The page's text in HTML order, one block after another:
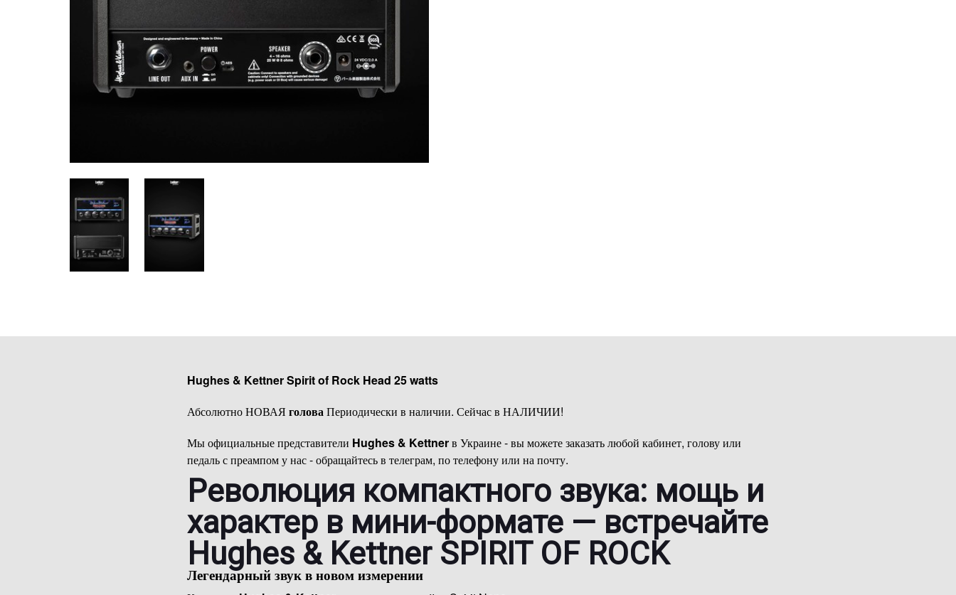
Hughes & Kettner Spirit of Rock Head 25 watts
Абсолютно НОВАЯ головаПериодически в наличии. Сейчас в НАЛИЧИИ!
Мы официальные представители Hughes & Kettnerв Украине - вы можете заказать любой кабинет, голову или
педаль с преампом у нас - обращайтесь в телеграм, по телефону или на почту.
Революция компактного звука: мощь и
характер в мини-формате — встречайте
Hughes & Kettner SPIRIT OF ROCK
Легендарный звук в новом измерении